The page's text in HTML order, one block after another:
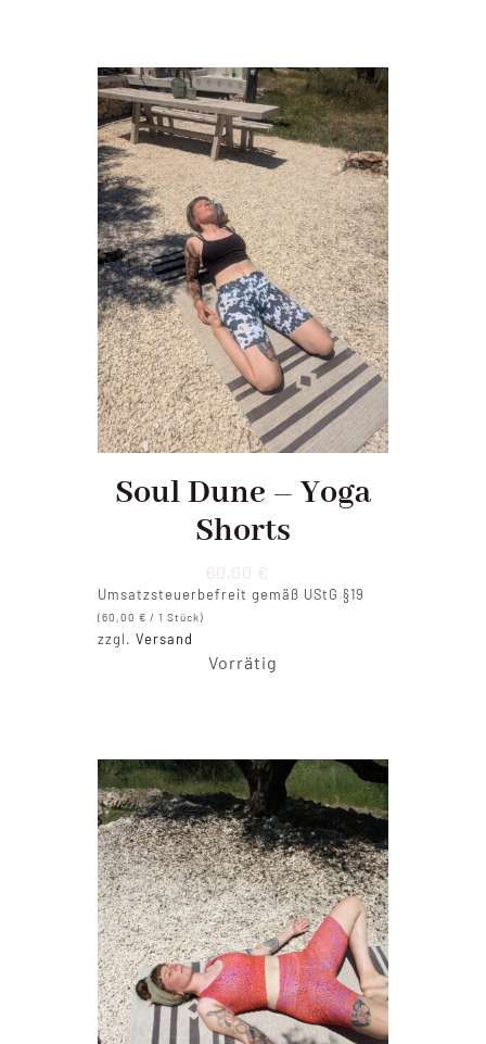
Soul Dune – Yoga
Shorts
60,00 €
Umsatzsteuerbefreit gemäß UStG §19
(60,00€ / 1 Stück)
zzgl.Versand
Vorrätig